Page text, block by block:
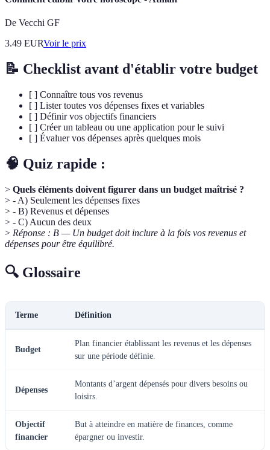
De Vecchi GF
3.49 EURVoir le prix
📝 Checklist avant d'établir votre budget
[ ] Connaître tous vos revenus
[ ] Lister toutes vos dépenses fixes et variables
[ ] Définir vos objectifs financiers
[ ] Créer un tableau ou une application pour le suivi
[ ] Évaluer vos dépenses après quelques mois
🧠 Quiz rapide :
> Quels éléments doivent figurer dans un budget maîtrisé ?
> - A) Seulement les dépenses fixes
> - B) Revenus et dépenses
> - C) Aucun des deux
> Réponse : B — Un budget doit inclure à la fois vos revenus et
dépenses pour être équilibré.
🔍 Glossaire
Terme Définition
Budget
Plan financier établissant les revenus et les dépenses
sur une période définie.
Dépenses
Montants d’argent dépensés pour divers besoins ou
loisirs.
Objectif
financier
But à atteindre en matière de finances, comme
épargner ou investir.